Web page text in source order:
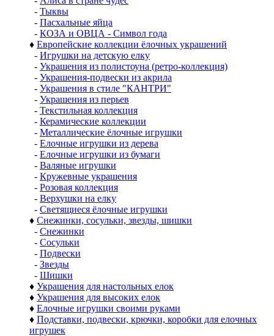
- Тыквы
- Пасхальные яйца
- КОЗА и ОВЦА - Символ года
♦ Европейские коллекции ёлочных украшений
- Игрушки на детскую елку
- Украшения из полистоуна (ретро-коллекция)
- Украшения-подвески из акрила
- Украшения в стиле "КАНТРИ"
- Украшения из перьев
- Текстильная коллекция
- Керамические коллекции
- Металлические ёлочные игрушки
- Елочные игрушки из дерева
- Елочные игрушки из бумаги
- Валяные игрушки
- Кружевные украшения
- Розовая коллекция
- Верхушки на елку
- Светящиеся ёлочные игрушки
♦ Снежинки, сосульки, звезды, шишки
- Снежинки
- Сосульки
- Подвески
- Звезды
- Шишки
♦ Украшения для настольных елок
♦ Украшения для высоких елок
♦ Елочные игрушки своими руками
♦ Подставки, подвески, крючки, коробки для елочных
игрушек